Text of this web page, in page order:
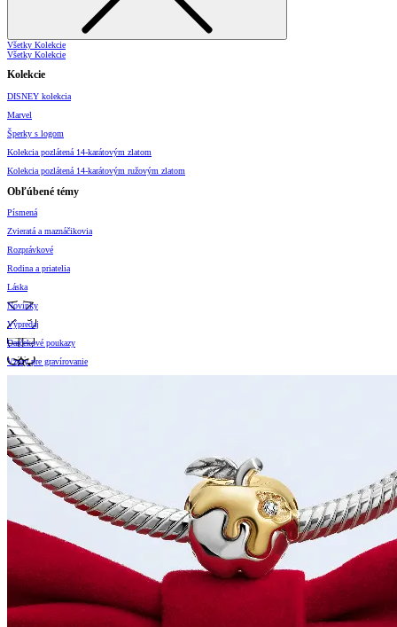
Všetky Kolekcie
Všetky Kolekcie
Kolekcie
DISNEY kolekcia
Marvel
Šperky s logom
Kolekcia pozlátená 14-karátovým zlatom
Kolekcia pozlátená 14-karátovým ružovým zlatom
Obľúbené témy
Písmená
Zvieratá a maznáčikovia
Rozprávkové
Rodina a priatelia
Láska
Novinky
Výpredaj
Darčekové poukazy
Vzory pre gravírovanie